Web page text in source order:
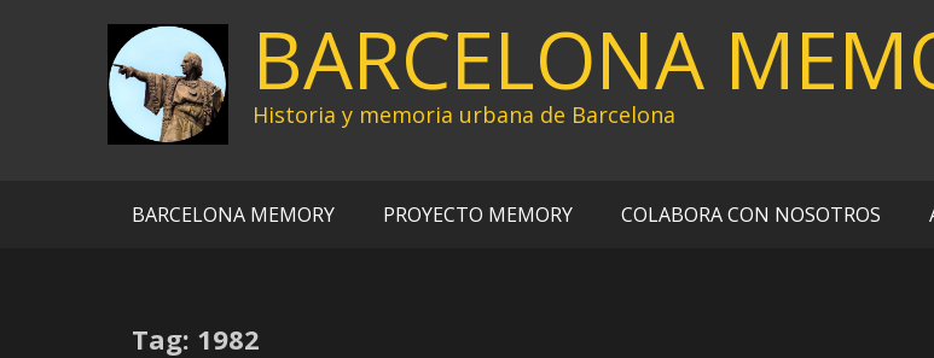
BARCELONA
Historia y memoria urbana de Barcelona
BARCELONA MEMORY PROYECTO MEMORY COLABORA CON NOSOTROS
Tag: 1982